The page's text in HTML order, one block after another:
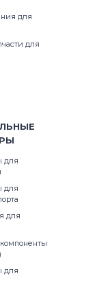
для
для
для
для
для
для